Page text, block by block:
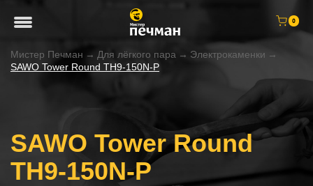
0
Мистер Печман → Для лёгкого пара → Электрокаменки →
SAWO Tower Round TH9-150N-P
SAWO Tower Round
TH9-150N-P